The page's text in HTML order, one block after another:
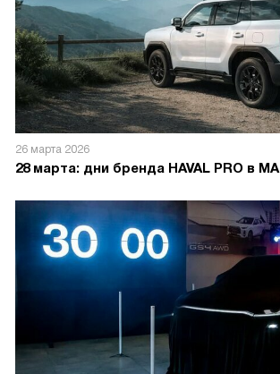
26 марта 2026
28 марта: дни бренда HAVAL PRO в